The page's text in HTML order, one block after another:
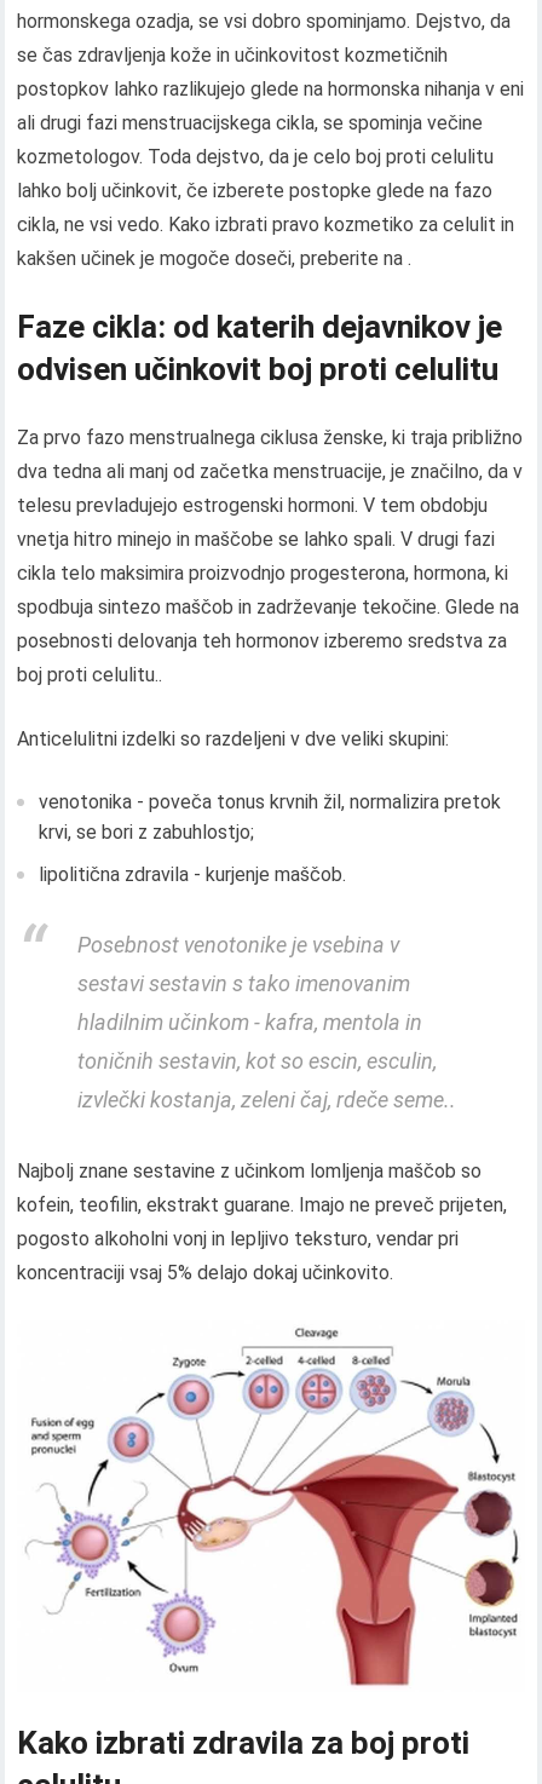
hormonskega ozadja, se vsi dobro spominjamo. Dejstvo, da
se čas zdravljenja kože in učinkovitost kozmetičnih
postopkov lahko razlikujejo glede na hormonska nihanja v eni
ali drugi fazi menstruacijskega cikla, se spominja večine
kozmetologov. Toda dejstvo, da je celo boj proti celulitu
lahko bolj učinkovit, če izberete postopke glede na fazo
cikla, ne vsi vedo. Kako izbrati pravo kozmetiko za celulit in
kakšen učinek je mogoče doseči, preberite na .
Faze cikla: od katerih dejavnikov je
odvisen učinkovit boj proti celulitu
Za prvo fazo menstrualnega ciklusa ženske, ki traja približno
dva tedna ali manj od začetka menstruacije, je značilno, da v
telesu prevladujejo estrogenski hormoni. V tem obdobju
vnetja hitro minejo in maščobe se lahko spali. V drugi fazi
cikla telo maksimira proizvodnjo progesterona, hormona, ki
spodbuja sintezo maščob in zadrževanje tekočine. Glede na
posebnosti delovanja teh hormonov izberemo sredstva za
boj proti celulitu..
Anticelulitni izdelki so razdeljeni v dve veliki skupini:
venotonika - poveča tonus krvnih žil, normalizira pretok
krvi, se bori z zabuhlostjo;
lipolitična zdravila - kurjenje maščob.
Posebnost venotonike je vsebina v
sestavi sestavin s tako imenovanim
hladilnim učinkom - kafra, mentola in
toničnih sestavin, kot so escin, esculin,
izvlečki kostanja, zeleni čaj, rdeče seme..
Najbolj znane sestavine z učinkom lomljenja maščob so
kofein, teofilin, ekstrakt guarane. Imajo ne preveč prijeten,
pogosto alkoholni vonj in lepljivo teksturo, vendar pri
koncentraciji vsaj 5% delajo dokaj učinkovito.
Kako izbrati zdravila za boj proti